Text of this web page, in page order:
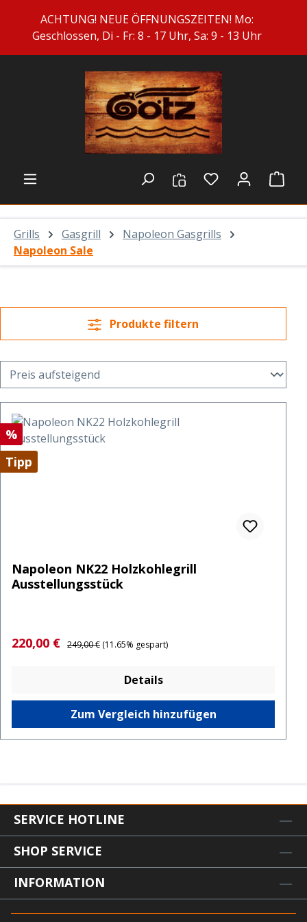
Zum Hauptinhalt springen
ACHTUNG! NEUE ÖFFNUNGSZEITEN! Mo:
Geschlossen, Di - Fr: 8 - 17 Uhr, Sa: 9 - 13 Uhr
Du hast 0
Grills Gasgrill
Napoleon Gasgrills
Napoleon Sale
Produkte filtern
Rabatt
%
Tipp
Napoleon NK22 Holzkohlegrill
Ausstellungsstück
Verkaufspreis:
220,00 € Regulärer Preis:
249,00 € (11.65% gespart)
Details
Zum Vergleich hinzufügen
SERVICE HOTLINE
SHOP SERVICE
INFORMATION